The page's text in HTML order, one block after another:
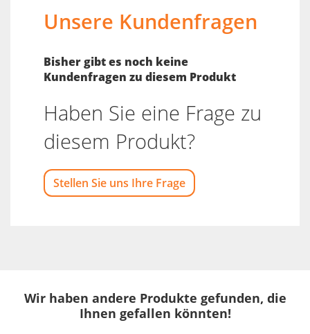
Unsere Kundenfragen
Bisher gibt es noch keine
Kundenfragen zu diesem Produkt
Haben Sie eine Frage zu
diesem Produkt?
Stellen Sie uns Ihre Frage
Wir haben andere Produkte gefunden, die
Ihnen gefallen könnten!